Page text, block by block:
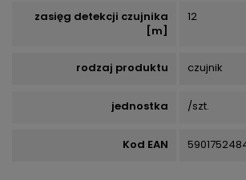
zasięg detekcji czujnika
[m]
12
rodzaj produktu czujnik
jednostka /szt.
Kod EAN